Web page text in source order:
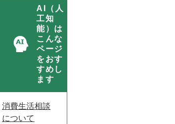
AI（人
工知
能）は
こんな
ページ
をおす
すめし
ます
消費生活相談
について